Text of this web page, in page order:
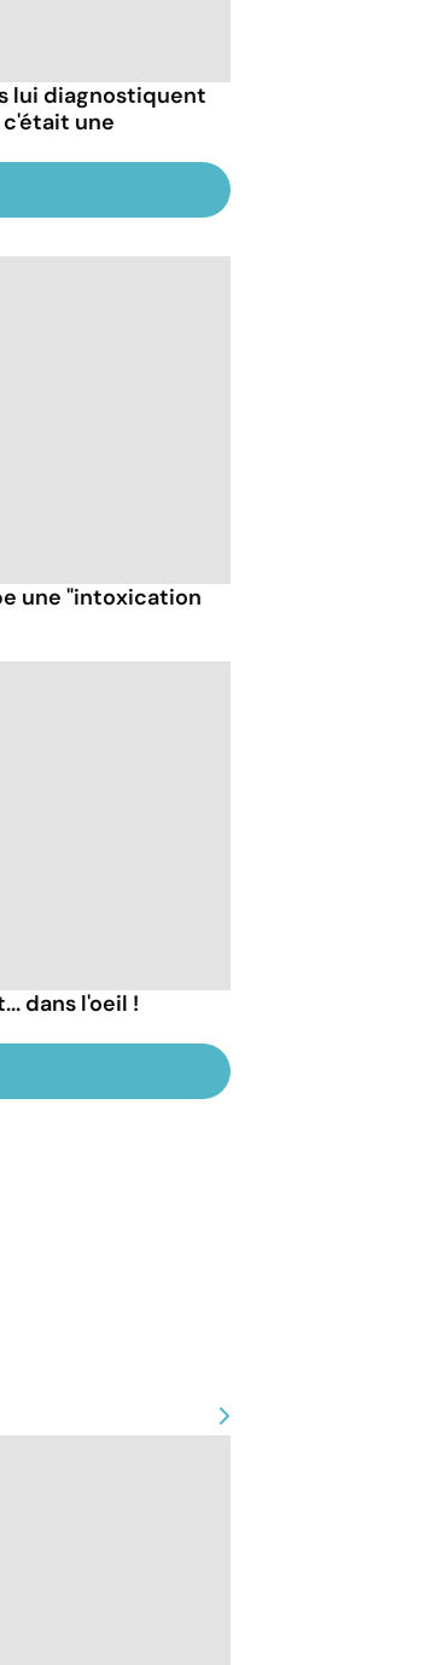
lui diagnostiquent
c'était une
une "intoxication
dans l'oeil !